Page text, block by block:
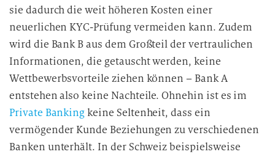
sie dadurch die weit höheren Kosten einer
neuerlichen KYC-Prüfung vermeiden kann. Zudem
wird die Bank B aus dem Großteil der vertraulichen
Informationen, die getauscht werden, keine
Wettbewerbsvorteile ziehen können – Bank A
entstehen also keine Nachteile. Ohnehin ist es im
Private Banking keine Seltenheit, dass ein
vermögender Kunde Beziehungen zu verschiedenen
Banken unterhält. In der Schweiz beispielsweise